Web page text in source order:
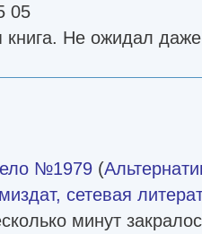
05
Не ожидал
№1979 (
сетевая
минут